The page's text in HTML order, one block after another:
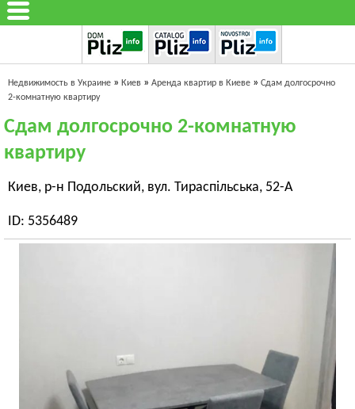
Недвижимость в Украине » Киев » Аренда квартир в Киеве » Сдам долгосрочно
2-комнатную квартиру
Сдам долгосрочно 2-комнатную
квартиру
Киев, р-н Подольский, вул. Тираспільська, 52-А
ID: 5356489